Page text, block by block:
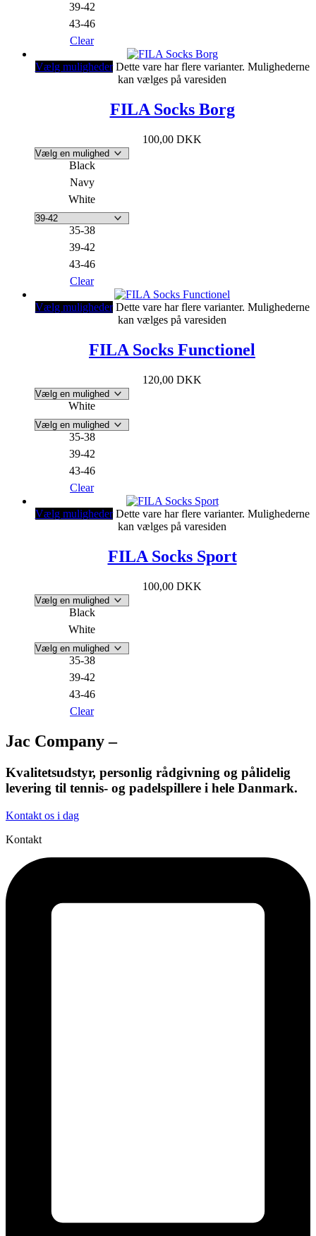
39-42
43-46
Clear
Vælg muligheder Dette vare har flere varianter. Mulighederne
kan vælges på varesiden
FILA Socks Borg
100,00 DKK
Black
Navy
White
35-38
39-42
43-46
Clear
Vælg muligheder Dette vare har flere varianter. Mulighederne
kan vælges på varesiden
FILA Socks Functionel
120,00 DKK
White
35-38
39-42
43-46
Clear
Vælg muligheder Dette vare har flere varianter. Mulighederne
kan vælges på varesiden
FILA Socks Sport
100,00 DKK
Black
White
35-38
39-42
43-46
Clear
Jac Company –
Kvalitetsudstyr, personlig rådgivning og pålidelig
levering til tennis- og padelspillere i hele Danmark.
Kontakt os i dag
Kontakt